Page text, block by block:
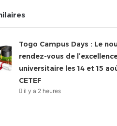
Togo Campus Days : Le
rendez-vous de
universitaire les 14 et 15
CETEF
il y a 2 heures